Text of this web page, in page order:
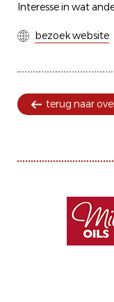
Interesse in wat
bezoek website
terug naar